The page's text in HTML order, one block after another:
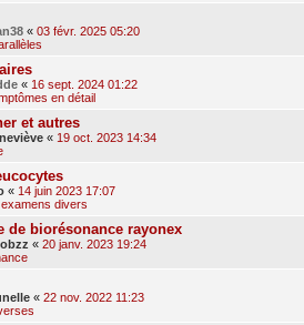
« 03 févr. 2025 05:20
« 16 sept. 2024 01:22
en détail
et autres
« 19 oct. 2023 14:34
« 14 juin 2023 17:07
divers
de biorésonance rayonex
« 20 janv. 2023 19:24
« 22 nov. 2022 11:23